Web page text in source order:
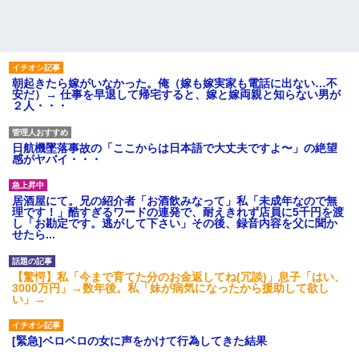
朝起きたら嫁がいなかった。俺（嫁も嫁実家も電話に出ない…不
安だ）→ 仕事を早退して帰宅すると、嫁と嫁両親と知らない男が
２人・・・
日航機墜落事故の「ここからは日本語で大丈夫ですよ〜」の絶望
感がヤバイ・・・
居酒屋にて。兄の紹介者「お酒飲みなって」私「未成年なので無
理です！」酷すぎるワードの連発で、耐えきれず店員に5千円を渡
し「お勘定です。逃がして下さい」その後、録音内容を父に聞か
せたら...
【驚愕】私「今まで育てた分のお金返してね(冗談)」息子「はい、
3000万円」→数年後。私「妹が病気になったから援助して欲し
い」→
[緊急]ベロベロの女に声をかけて行為してきた結果